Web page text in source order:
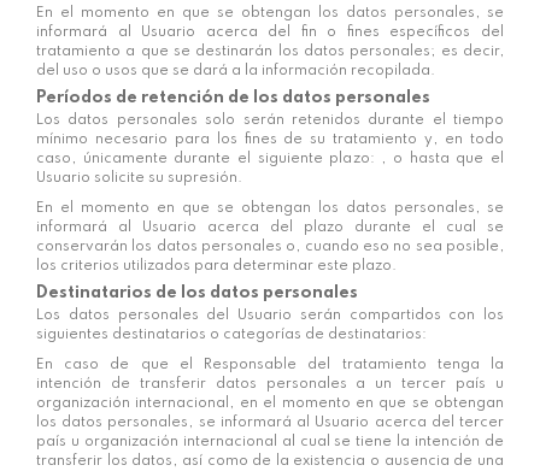
En el momento en que se obtengan los datos personales, se
informará al Usuario acerca del fin o fines específicos del
tratamiento a que se destinarán los datos personales; es decir,
del uso o usos que se dará a la información recopilada.
Períodos de retención de los datos personales
Los datos personales solo serán retenidos durante el tiempo
mínimo necesario para los fines de su tratamiento y, en todo
caso, únicamente durante el siguiente plazo:
, o hasta que el
Usuario solicite su supresión.
En el momento en que se obtengan los datos personales, se
informará al Usuario acerca del plazo durante el cual se
conservarán los datos personales o, cuando eso no sea posible,
los criterios utilizados para determinar este plazo.
Destinatarios de los datos personales
Los datos personales del Usuario serán compartidos con los
siguientes destinatarios o categorías de destinatarios:
En caso de que el Responsable del tratamiento tenga la
intención de transferir datos personales a un tercer país u
organización internacional, en el momento en que se obtengan
los datos personales, se informará al Usuario acerca del tercer
país u organización internacional al cual se tiene la intención de
transferir los datos, así como de la existencia o ausencia de una